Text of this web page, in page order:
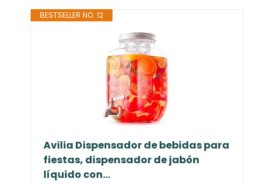
BESTSELLER NO. 12
Avilia Dispensador de bebidas para
fiestas, dispensador de jabón
líquido con...